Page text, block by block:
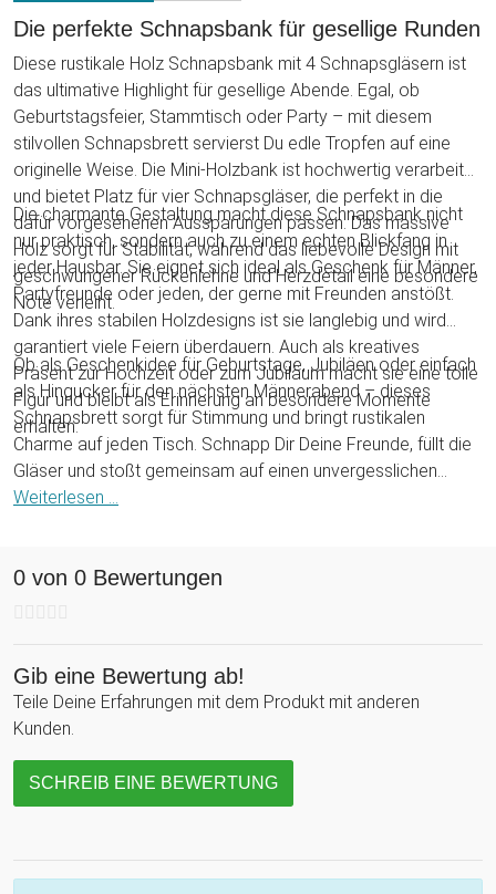
Die perfekte Schnapsbank für gesellige Runden
Diese rustikale Holz Schnapsbank mit 4 Schnapsgläsern ist
das ultimative Highlight für gesellige Abende. Egal, ob
Geburtstagsfeier, Stammtisch oder Party – mit diesem
stilvollen Schnapsbrett servierst Du edle Tropfen auf eine
originelle Weise. Die Mini-Holzbank ist hochwertig verarbeitet
und bietet Platz für vier Schnapsgläser, die perfekt in die
dafür vorgesehenen Aussparungen passen. Das massive
Holz sorgt für Stabilität, während das liebevolle Design mit
geschwungener Rückenlehne und Herzdetail eine besondere
Note verleiht.
Die charmante Gestaltung macht diese Schnapsbank nicht
nur praktisch, sondern auch zu einem echten Blickfang in
jeder Hausbar. Sie eignet sich ideal als Geschenk für Männer,
Partyfreunde oder jeden, der gerne mit Freunden anstößt.
Dank ihres stabilen Holzdesigns ist sie langlebig und wird
garantiert viele Feiern überdauern. Auch als kreatives
Präsent zur Hochzeit oder zum Jubiläum macht sie eine tolle
Figur und bleibt als Erinnerung an besondere Momente
erhalten.
Ob als Geschenkidee für Geburtstage, Jubiläen oder einfach
als Hingucker für den nächsten Männerabend – dieses
Schnapsbrett sorgt für Stimmung und bringt rustikalen
Charme auf jeden Tisch. Schnapp Dir Deine Freunde, füllt die
Gläser und stoßt gemeinsam auf einen unvergesslichen
Abend an. Mit dieser hochwertigen Schnapsbank wird jeder
Weiterlesen ...
0 von 0 Bewertungen
Gib eine Bewertung ab!
Teile Deine Erfahrungen mit dem Produkt mit anderen
Kunden.
SCHREIB EINE BEWERTUNG